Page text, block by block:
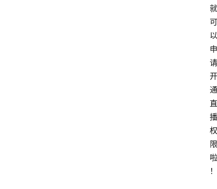
就
可
以
申
请
开
通
直
播
权
限
啦
！